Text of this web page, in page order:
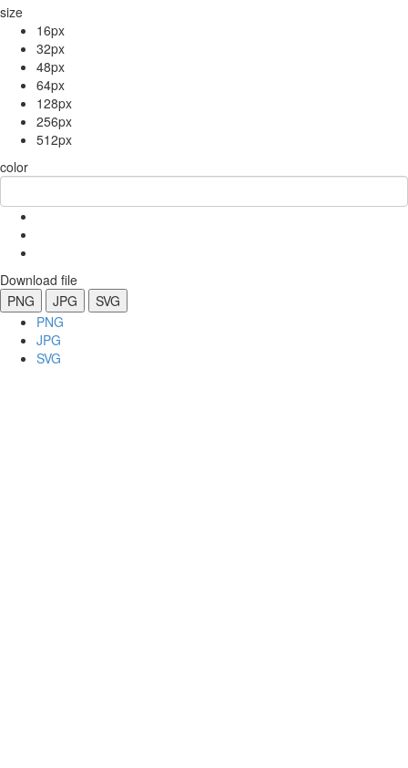
size
16px
32px
48px
64px
128px
256px
512px
color
Download file
PNG
JPG
SVG
PNG
JPG
SVG